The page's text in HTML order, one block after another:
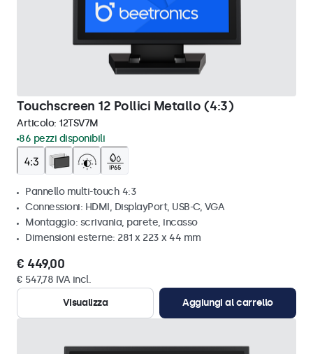
Touchscreen 12 Pollici Metallo (4:3)
Articolo: 12TSV7M
86 pezzi disponibili
Pannello multi-touch 4:3
Connessioni: HDMI, DisplayPort, USB-C, VGA
Montaggio: scrivania, parete, incasso
Dimensioni esterne: 281 x 223 x 44 mm
€ 449,00
€ 547,78 IVA incl.
Visualizza
Aggiungi al carrello